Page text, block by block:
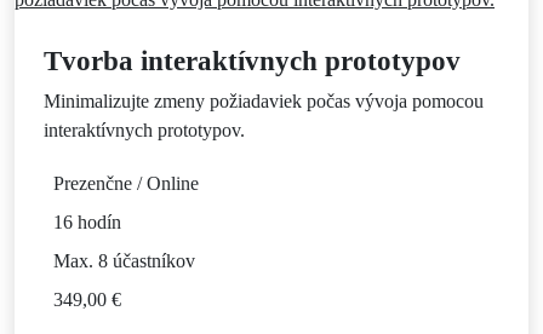
Tvorba interaktívnych prototypov
Minimalizujte zmeny požiadaviek počas vývoja pomocou
interaktívnych prototypov.
Prezenčne / Online
16 hodín
Max. 8 účastníkov
349,00 €